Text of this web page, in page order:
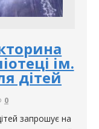
ім.
дітей
0
запрошує на